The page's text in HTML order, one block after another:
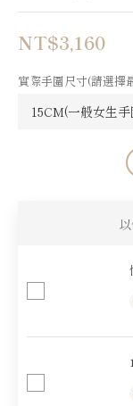
NT$3,160
實際手圍尺寸(請選擇